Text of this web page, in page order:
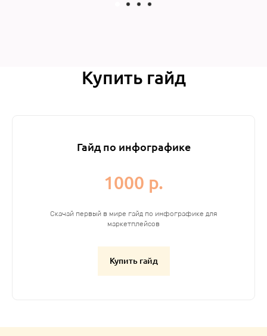
Купить гайд
Гайд по инфографике
1000 р.
Скачай первый в мире гайд по инфографике для
маркетплейсов
Купить гайд